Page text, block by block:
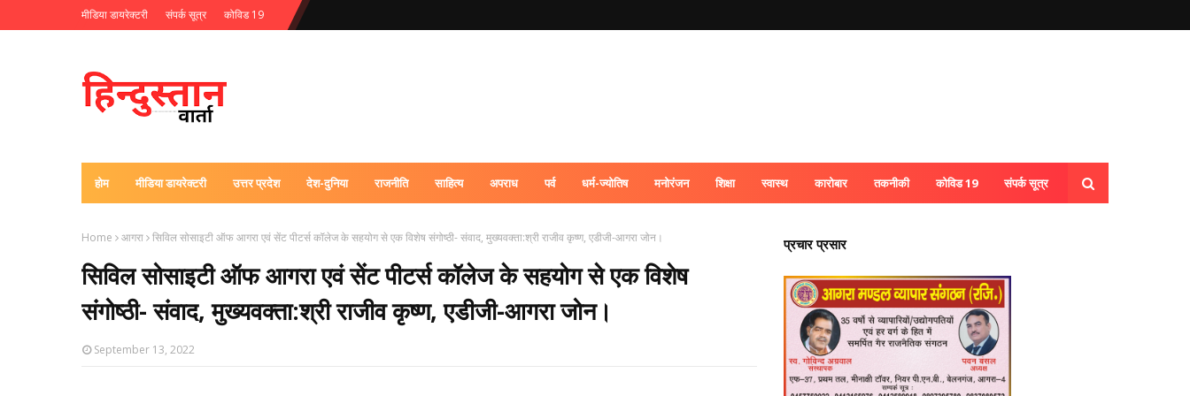
मीडिया डायरेक्टरी संपर्क सूत्र कोविड 19
होम मीडिया डायरेक्टरी उत्तर प्रदेश देश-दुनिया राजनीति साहित्य अपराध पर्व धर्म-ज्योतिष मनोरंजन शिक्षा स्वास्थ कारोबार तकनीकी कोविड 19 संपर्क सूत्र
Home आगरा सिविल सोसाइटी ऑफ आगरा एवं सेंट पीटर्स कॉलेज के सहयोग से एक विशेष संगोष्ठी- संवाद, मुख्यवक्ता:श्री राजीव कृष्ण, एडीजी-आगरा जोन।
सिविल सोसाइटी ऑफ आगरा एवं सेंट पीटर्स कॉलेज के सहयोग से एक विशेष
संगोष्ठी- संवाद, मुख्यवक्ता:श्री राजीव कृष्ण, एडीजी-आगरा जोन।
September 13, 2022
प्रचार प्रसार